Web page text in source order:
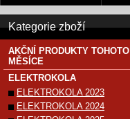
Kategorie zboží
AKČNÍ PRODUKTY TOHOTO
MĚSÍCE
ELEKTROKOLA
ELEKTROKOLA 2023
ELEKTROKOLA 2024